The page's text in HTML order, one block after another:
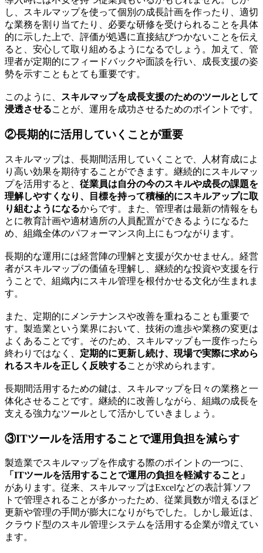
し、スキルマップを使って個別の成長計画を作ったり、適切
な業務を割り当てたり、必要な研修を受けられることを具体
的に示した上で、評価が処遇に直接結びつかないことを伝え
ると、安心して取り組めるようになるでしょう。加えて、管
理者が定期的にフィードバックや面談を行い、成長支援の姿
勢を示すこともとても重要です。
このように、 スキルマップを成長支援のためのツールとして
浸透させることが、運用を成功させるためのポイントです。
②長期的に活用していくことが重要
スキルマップは、長期間活用していくことで、人材育成によ
り高い効果を期待することができます。継続的にスキルマッ
プを活用すると、 従業員は自分の今のスキルや成長の課題を
理解しやすくなり、目標を持って積極的にスキルアップに取
り組むようになるからです。また、管理者は最新の情報をも
とに教育計画や適材適所の人員配置ができるようになるた
め、組織全体のパフォーマンス向上にもつながります。
長期的な運用には経営陣の理解と支援が欠かせません。経営
者がスキルマップの価値を理解し、継続的な投資や支援を行
うことで、組織内にスキル管理を根付かせる文化が生まれま
す。
また、定期的にメンテナンスや改善を重ねることも重要で
す。製造業という業界において、技術の進歩や業務の変更は
よくあることです。そのため、スキルマップも一度作ったら
終わりではなく、 定期的に更新し続け、現場で実際に求めら
れるスキルを正しく反映することが求められます。
長期間活用するための鍵は、スキルマップを日々の業務と一
体化させることです。継続的に改善しながら、組織の成長を
支える強力なツールとして活かしていきましょう。
③ITツールを活用することで運用負担を減らす
製造業でスキルマップを作成する際のポイントの一つに、
「ITツールを活用することで運用の負担を軽減すること」
があります。従来、スキルマップはExcelなどの表計算ソフ
トで管理されることが多かったため、従業員数が増えるほど
更新や管理の手間が膨大になりがちでした。しかし最近は、
クラウド型のスキル管理システムを活用する企業が増えてい
ます。